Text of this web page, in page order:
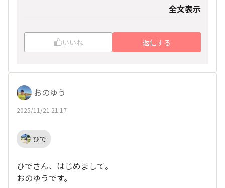
ホノルルマラソン2025の完走パーティー終了後
で恐縮ですが、参加表明後にメッセージの返信が
確認出来なかったようでした🙇💦
2026年1月以降も、練習会＆懇親会を定期開催し
と幸いです！
また、LINEアカウントに登録＆スタンプ等を送
ジさせていただきます🙋‍♂️❗️
全文表示
いいね 返信する
おのゆう
2025/11/21 21:17
ひで
ひでさん、はじめまして。
おのゆうです。